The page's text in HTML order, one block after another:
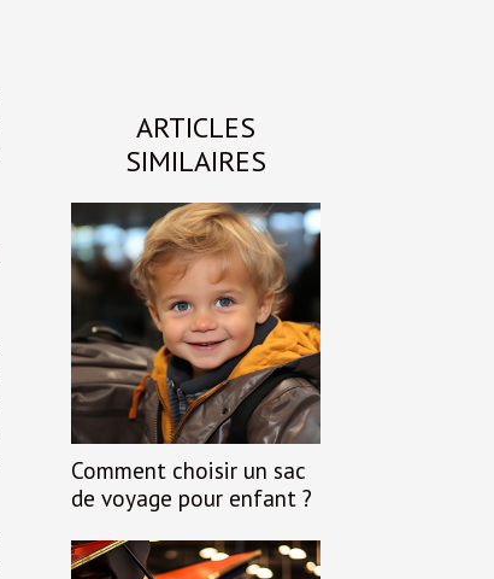
ARTICLES
SIMILAIRES
Comment choisir un sac
de voyage pour enfant ?